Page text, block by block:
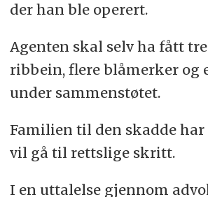
der han ble operert.
Agenten skal selv ha fått
ribbein, flere blåmerker og
under sammenstøtet.
Familien til den skadde har
vil gå til rettslige skritt.
I en uttalelse gjennom